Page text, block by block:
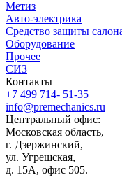
Метиз
Авто-электрика
Средство защиты
Оборудование
Прочее
СИЗ
Контакты
+7 499 714- 51-35
info@premechanics.ru
Центральный офис:
Московская область,
г. Дзержинский,
ул. Угрешская,
д. 15А, офис 505.